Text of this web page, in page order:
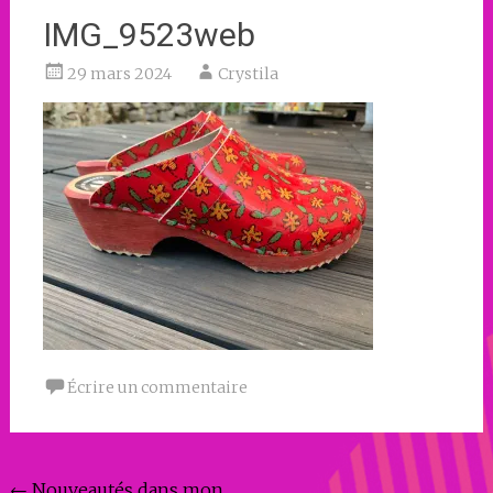
IMG_9523web
29 mars 2024 Crystila
Écrire un commentaire